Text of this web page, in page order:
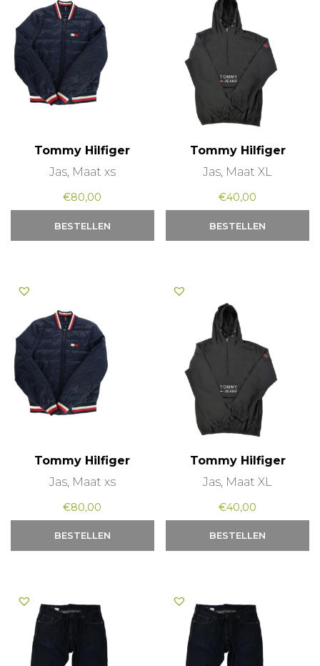
Tommy Hilfiger
Jas, Maat xs
€80,00
BESTELLEN
Tommy Hilfiger
Jas, Maat XL
€40,00
BESTELLEN
Tommy Hilfiger
Jas, Maat xs
€80,00
BESTELLEN
Tommy Hilfiger
Jas, Maat XL
€40,00
BESTELLEN